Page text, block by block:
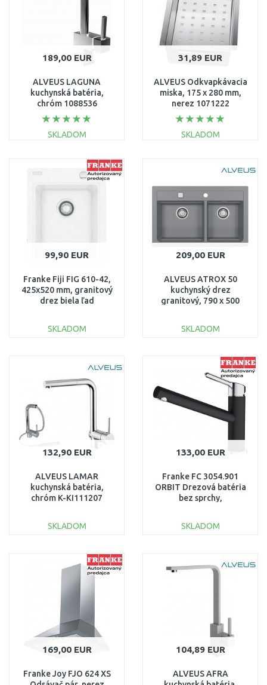
189,00 EUR
ALVEUS LAGUNA
kuchynská batéria,
chróm 1088536
SKLADOM
DO KOŠÍKA
Porovnať
31,89 EUR
ALVEUS Odkvapkávacia
miska, 175 x 280 mm,
nerez 1071222
SKLADOM
99,90 EUR
Franke Fiji FIG 610-42,
425x520 mm, granitový
drez biela ľad
SKLADOM
209,00 EUR
ALVEUS ATROX 50
kuchynský drez
granitový, 790 x 500
SKLADOM
Porovnať
132,90 EUR
ALVEUS LAMAR
kuchynská batéria,
chróm K-KI111207
SKLADOM
Porovnať
133,00 EUR
Franke FC 3054.901
ORBIT Drezová batéria
bez sprchy,
SKLADOM
Porovnať
169,00 EUR
Franke Joy FJO 624 XS
104,89 EUR
ALVEUS AFRA